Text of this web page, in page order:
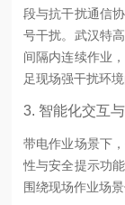
段与抗干扰通信
号干扰。武汉特
间隔内连续作业
足现场强干扰环
3. 智能化交互
带电作业场景下
性与安全提示功
围绕现场作业场